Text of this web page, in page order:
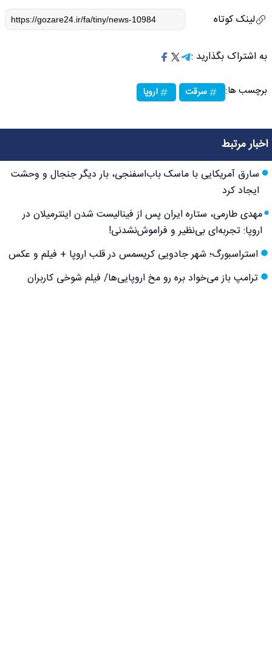
لینک کوتاه
به اشتراک بگذارید :
برچسب ها: سرقت اروپا
اخبار مرتبط
سارق آمریکایی با ماسک باب‌اسفنجی، بار دیگر جنجال و وحشت
ایجاد کرد
مهدی طارمی، ستاره ایران پس از فینالیست شدن اینترمیلان در
اروپا: تجربه‌ای بی‌نظیر و فراموش‌نشدنی!
استراسبورگ؛ شهر جادویی کریسمس در قلب اروپا + فیلم و عکس
ترامپ باز می‌خواد بره رو مخ اروپایی‌ها/ فیلم شوخی کاربران